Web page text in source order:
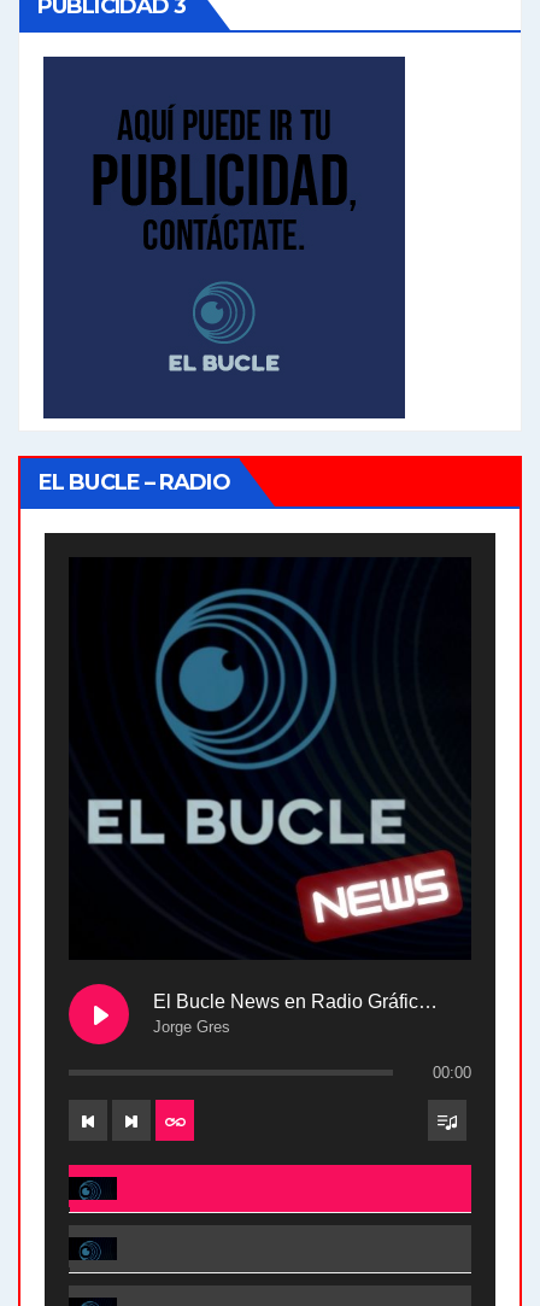
PUBLICIDAD 3
EL BUCLE – RADIO
El Bucle News en Radio Gráfica. Bloque 2 . 28.04.24
Jorge Gres
00:00
El Bucle News en Radio Gráfica. Bloque 2 . 28.04.24 - Jorge Gres
El Bucle News en Radio Gráfica. Bloque 1 . 28.04.24 - Jorge Gres